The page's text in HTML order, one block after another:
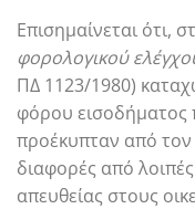
Επισημαίνεται ότι,
φορολογικού
ΠΔ 1123/1980)
φόρου
προέκυπταν από τον
διαφορές από
απευθείας στους